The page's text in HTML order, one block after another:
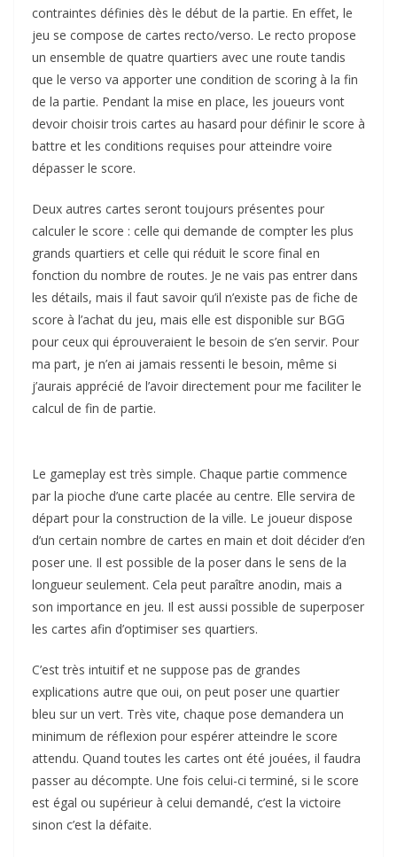
contraintes définies dès le début de la partie. En effet, le
jeu se compose de cartes recto/verso. Le recto propose
un ensemble de quatre quartiers avec une route tandis
que le verso va apporter une condition de scoring à la fin
de la partie. Pendant la mise en place, les joueurs vont
devoir choisir trois cartes au hasard pour définir le score à
battre et les conditions requises pour atteindre voire
dépasser le score.
Deux autres cartes seront toujours présentes pour
calculer le score : celle qui demande de compter les plus
grands quartiers et celle qui réduit le score final en
fonction du nombre de routes. Je ne vais pas entrer dans
les détails, mais il faut savoir qu’il n’existe pas de fiche de
score à l’achat du jeu, mais elle est disponible sur BGG
pour ceux qui éprouveraient le besoin de s’en servir. Pour
ma part, je n’en ai jamais ressenti le besoin, même si
j’aurais apprécié de l’avoir directement pour me faciliter le
calcul de fin de partie.
Le gameplay est très simple. Chaque partie commence
par la pioche d’une carte placée au centre. Elle servira de
départ pour la construction de la ville. Le joueur dispose
d’un certain nombre de cartes en main et doit décider d’en
poser une. Il est possible de la poser dans le sens de la
longueur seulement. Cela peut paraître anodin, mais a
son importance en jeu. Il est aussi possible de superposer
les cartes afin d’optimiser ses quartiers.
C’est très intuitif et ne suppose pas de grandes
explications autre que oui, on peut poser une quartier
bleu sur un vert. Très vite, chaque pose demandera un
minimum de réflexion pour espérer atteindre le score
attendu. Quand toutes les cartes ont été jouées, il faudra
passer au décompte. Une fois celui-ci terminé, si le score
est égal ou supérieur à celui demandé, c’est la victoire
sinon c’est la défaite.